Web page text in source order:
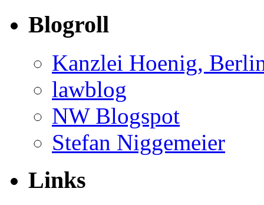
Blogroll
Kanzlei Hoenig,
lawblog
NW Blogspot
Stefan Niggemeier
Links